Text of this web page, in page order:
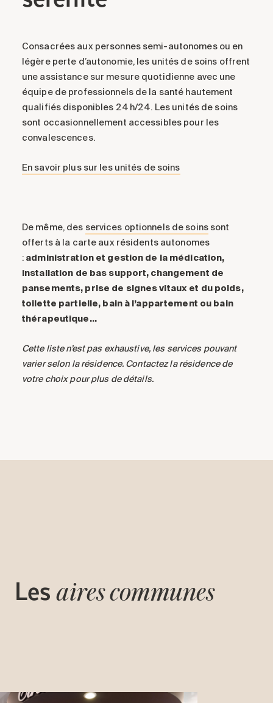
Consacrées aux personnes semi-autonomes ou en
légère perte d’autonomie, les unités de soins offrent
une assistance sur mesure quotidienne avec une
équipe de professionnels de la santé hautement
qualifiés disponibles 24 h/24. Les unités de soins
sont occasionnellement accessibles pour les
convalescences.
En savoir plus sur les unités de soins
De même, des services optionnels de soinssont
offerts à la carte aux résidents autonomes
: administration et gestion de la médication,
installation de bas support, changement de
pansements, prise de signes vitaux et du poids,
toilette partielle, bain à l’appartement ou bain
thérapeutique…
Cette liste n’est pas exhaustive, les services pouvant
varier selon la résidence. Contactez la résidence de
votre choix pour plus de détails.
Lesaires communes